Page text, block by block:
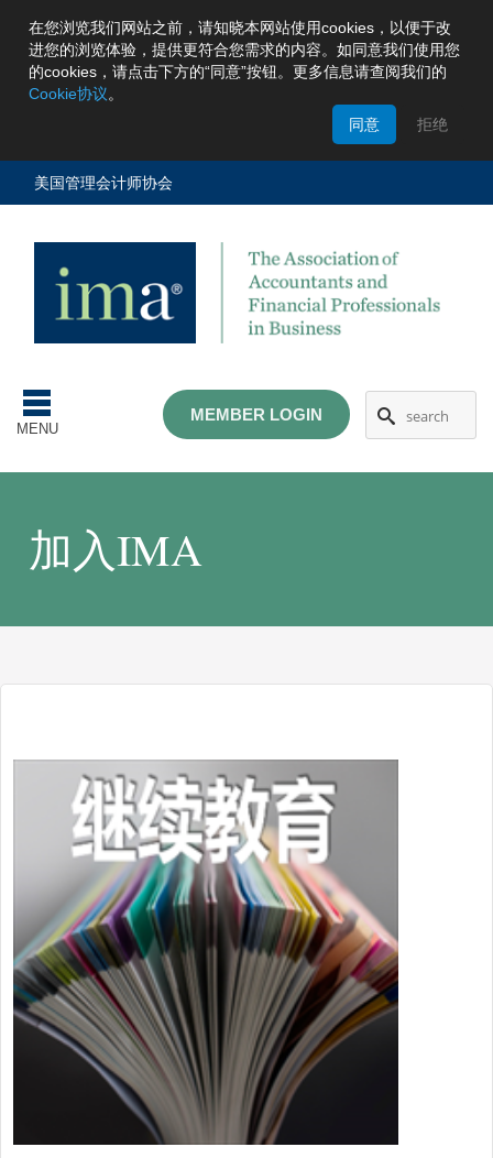
在您浏览我们网站之前，请知晓本网站使用cookies，以便于改
进您的浏览体验，提供更符合您需求的内容。如同意我们使用您
的cookies，请点击下方的“同意”按钮。更多信息请查阅我们的
Cookie协议。
同意
拒绝
美国管理会计师协会
MENU
MEMBER LOGIN
加入IMA